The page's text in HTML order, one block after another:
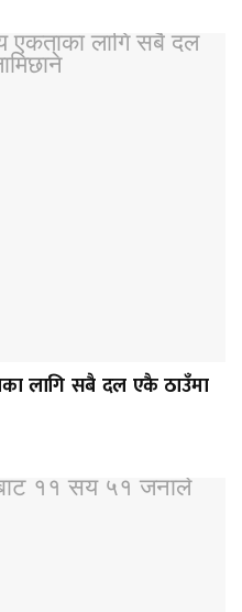
लागि सबै दल एकै ठाउँमा